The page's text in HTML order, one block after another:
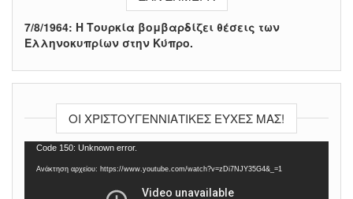
7/8/1964: Η Τουρκία βομβαρδίζει θέσεις των
Ελληνοκυπρίων στην Κύπρο.
ΟΙ ΧΡΙΣΤΟΥΓΕΝΝΙΆΤΙΚΕΣ ΕΥΧΈΣ ΜΑΣ!
Πρόγραμμα
Αναπαραγωγής
Code 150: Unknown error.
Ανάκτηση αρχείου: https://www.youtube.com/watch?v=zDi7NJY35G4&_=1